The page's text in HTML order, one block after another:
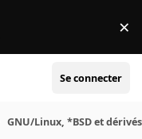
×
Se connecter
GNU/Linux, *BSD et